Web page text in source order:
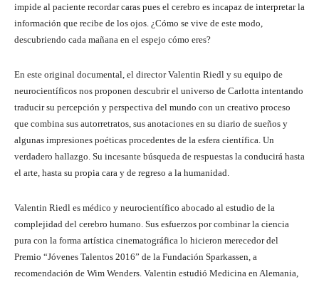
impide al paciente recordar caras pues el cerebro es incapaz de interpretar la
información que recibe de los ojos. ¿Cómo se vive de este modo,
descubriendo cada mañana en el espejo cómo eres?
En este original documental, el director Valentin Riedl y su equipo de
neurocientíficos nos proponen descubrir el universo de Carlotta intentando
traducir su percepción y perspectiva del mundo con un creativo proceso
que combina sus autorretratos, sus anotaciones en su diario de sueños y
algunas impresiones poéticas procedentes de la esfera científica. Un
verdadero hallazgo. Su incesante búsqueda de respuestas la conducirá hasta
el arte, hasta su propia cara y de regreso a la humanidad.
Valentin Riedl es médico y neurocientífico abocado al estudio de la
complejidad del cerebro humano. Sus esfuerzos por combinar la ciencia
pura con la forma artística cinematográfica lo hicieron merecedor del
Premio “Jóvenes Talentos 2016” de la Fundación Sparkassen, a
recomendación de Wim Wenders. Valentin estudió Medicina en Alemania,